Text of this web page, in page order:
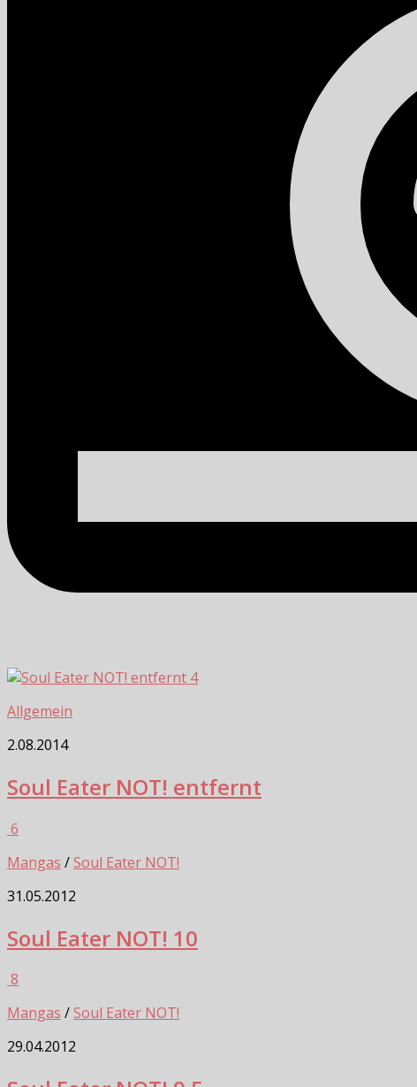
4
Allgemein
2.08.2014
Soul Eater NOT! entfernt
6
Mangas /Soul Eater NOT!
31.05.2012
Soul Eater NOT! 10
8
Mangas /Soul Eater NOT!
29.04.2012